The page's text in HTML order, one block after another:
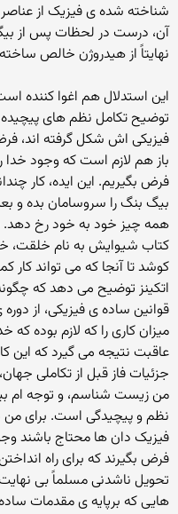
شناخته شده ی فیزیک از
آن، درست در لحظات پس از
نهایتاً از هیدروژن خالص
این استدلال هم اغوا کننده
توضیح تکامل نظم های پیچیده
فیزیکی اش شکل گرفته اند،
باز هم لازم است که وجود خدا
فرض بگیریم. این ایده، کار
بیگ بنگ را سروسامان بده و
همه چیز خود به خود رخ دهد.
کتاب شیوایش به نام خلقت،
کوشد تا آنجا که می تواند
اتکینز توضیح می دهد که
قوانین ساده ی فیزیکی، از
میزان کاری را که لازم بوده
عاقبت نتیجه می گیرد که این
جزئیات فاز قبل از تکاملی
من زیست شناسم، و توجه ام
نظم و پیچیدگی است. برای
فیزیک دان ها محتاج باشند
فرض بگیرند که برای راه
تحویل ناشدنی مسلماً بی
هایی که برپایه ی مقدمات